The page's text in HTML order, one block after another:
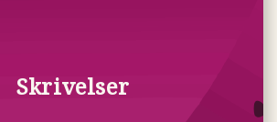
Skrivelser